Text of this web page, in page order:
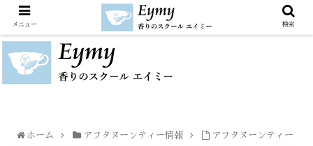
ホーム アフタヌーンティー情報
アフタヌーンティー
メニュー 検索